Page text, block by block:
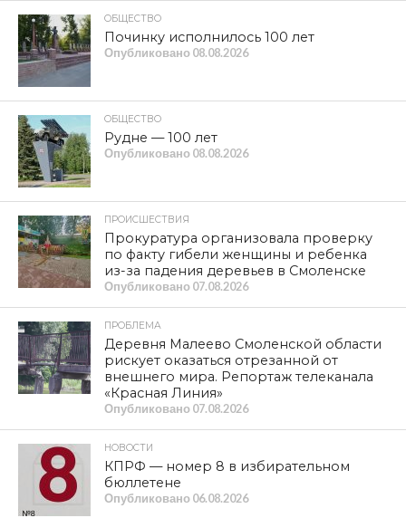
ОБЩЕСТВО
Починку исполнилось 100 лет
Опубликовано 08.08.2026
ОБЩЕСТВО
Рудне — 100 лет
Опубликовано 08.08.2026
ПРОИСШЕСТВИЯ
Прокуратура организовала проверку
по факту гибели женщины и ребенка
из-за падения деревьев в Смоленске
Опубликовано 07.08.2026
ПРОБЛЕМА
Деревня Малеево Смоленской области
рискует оказаться отрезанной от
внешнего мира. Репортаж телеканала
«Красная Линия»
Опубликовано 07.08.2026
НОВОСТИ
КПРФ — номер 8 в избирательном
бюллетене
Опубликовано 06.08.2026